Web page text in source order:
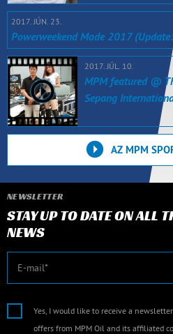
2017. JÚN. 23.
Powerweekend Made 2017
2017. JÚL. 10.
MPM featured @
Sepang
AZ MPM
NEWSLETTER
STAY UP TO DATE ON ALL
NEWS
E-mail
Yes, I would like to receive a
offers from MPM Oil and its affiliated